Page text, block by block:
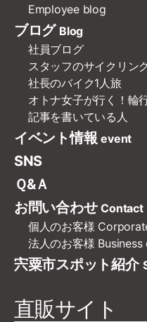
Employee blog
ブログ Blog
社員ブログ
スタッフのサイクリン
社長のバイク1人旅
オトナ女子が行く！輪
記事を書いている人
イベント情報 event
SNS
Ｑ&Ａ
お問い合わせ Contact
個人のお客様
法人のお客様
宍粟市スポット紹介
直販サイト